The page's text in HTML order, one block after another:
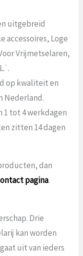
uitgebreid
accessoires, Loge
Vrijmetselaren,
op kwaliteit en
Nederland.
1 tot 4 werkdagen
zitten 14 dagen
dan
pagina.
Drie
kan worden
uit van ieders